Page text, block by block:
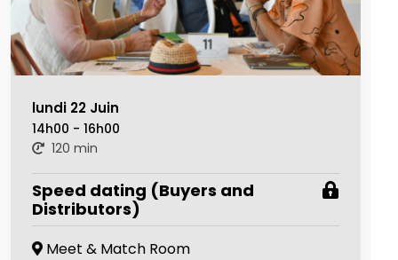
lundi 22 Juin
14h00 - 16h00
120 min
Speed dating (Buyers and
Distributors)
Meet & Match Room